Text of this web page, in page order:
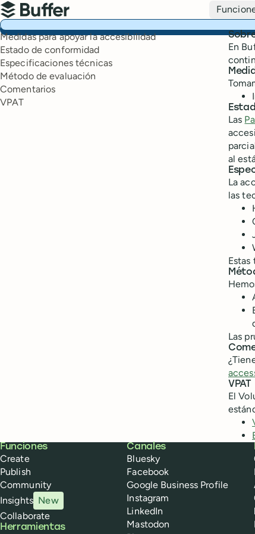
Navegación principal
Buffer
Table of contents
Medidas para apoyar la accesibilidad
Estado de conformidad
Especificaciones técnicas
Método de evaluación
Comentarios
VPAT
En
Las
al
La
las
Estas
Las
VPAT
El
Buffer
Funciones
Create
Publish
Community
Insights New
Collaborate
Herramientas
Canales
Bluesky
Facebook
Google Business Profile
Instagram
LinkedIn
Mastodon